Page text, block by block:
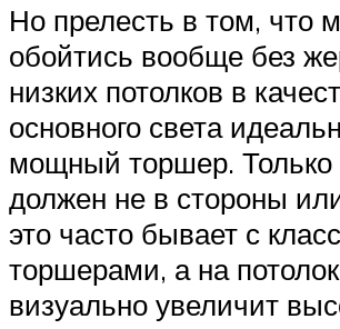
Но прелесть в том, что
обойтись вообще без
низких потолков в
основного света
мощный торшер. Только
должен не в стороны
это часто бывает с
торшерами, а на
визуально увеличит